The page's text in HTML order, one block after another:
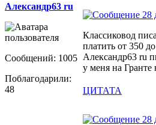
Александр63 ru
Сообщений: 1005
Поблагодарили:
48
28
Классиковод
платить от 350
Александр63 ru
у меня на
ЦИТАТА
28